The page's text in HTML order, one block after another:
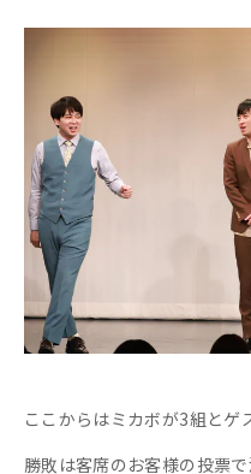
ここからはミカボが3組とゲ
勝敗は客席のお客様の投票で